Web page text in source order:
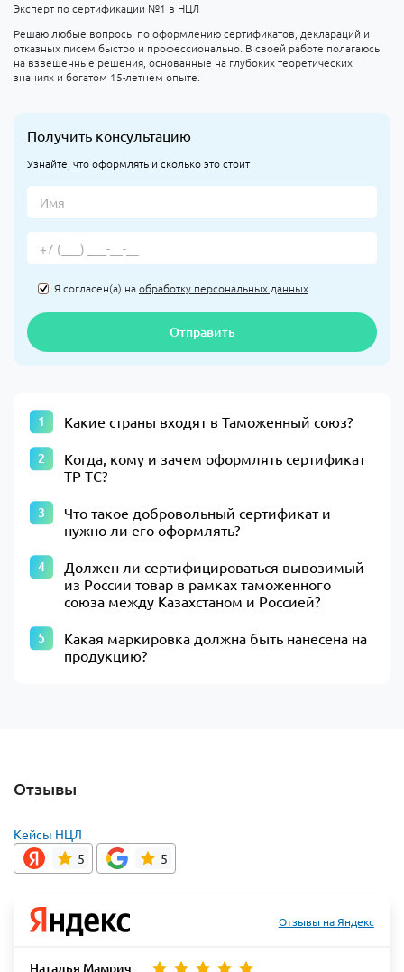
Эксперт по сертификации №1 в НЦЛ
Решаю любые вопросы по оформлению сертификатов, деклараций и
отказных писем быстро и профессионально. В своей работе полагаюсь
на взвешенные решения, основанные на глубоких теоретических
знаниях и богатом 15-летнем опыте.
Получить консультацию
Узнайте, что оформлять и сколько это стоит
Я согласен(а) наобработку персональных данных
Отправить
Какие страны входят в Таможенный союз?
Когда, кому и зачем оформлять сертификат
ТР ТС?
Что такое добровольный сертификат и
нужно ли его оформлять?
Должен ли сертифицироваться вывозимый
из России товар в рамках таможенного
союза между Казахстаном и Россией?
Какая маркировка должна быть нанесена на
продукцию?
Отзывы
Кейсы НЦЛ
5
5
Отзывы на Яндекс
Наталья Мамрич